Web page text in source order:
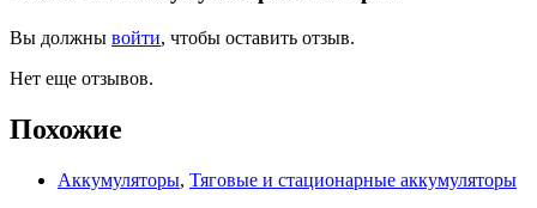
Вы должны войти, чтобы оставить отзыв.
Нет еще отзывов.
Похожие
Аккумуляторы, Тяговые и стационарные аккумуляторы